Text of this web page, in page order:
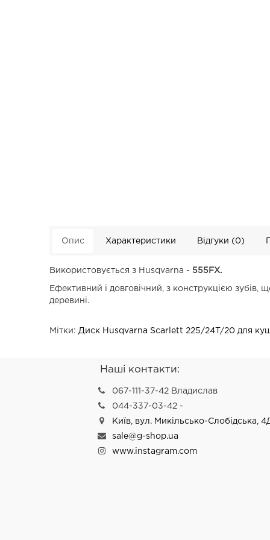
Опис Характеристики Відгуки (0)
Використовується з Husqvarna -555FX.
Ефективний і довговічний, з конструкцією
деревині.
Мітки: Диск Husqvarna Scarlett 225/24T/20 для
Наші контакти:
067-111-37-42 Владислав
044-337-03-42 -
Київ, вул. Микільсько-
sale@g-shop.ua
www.instagram.com